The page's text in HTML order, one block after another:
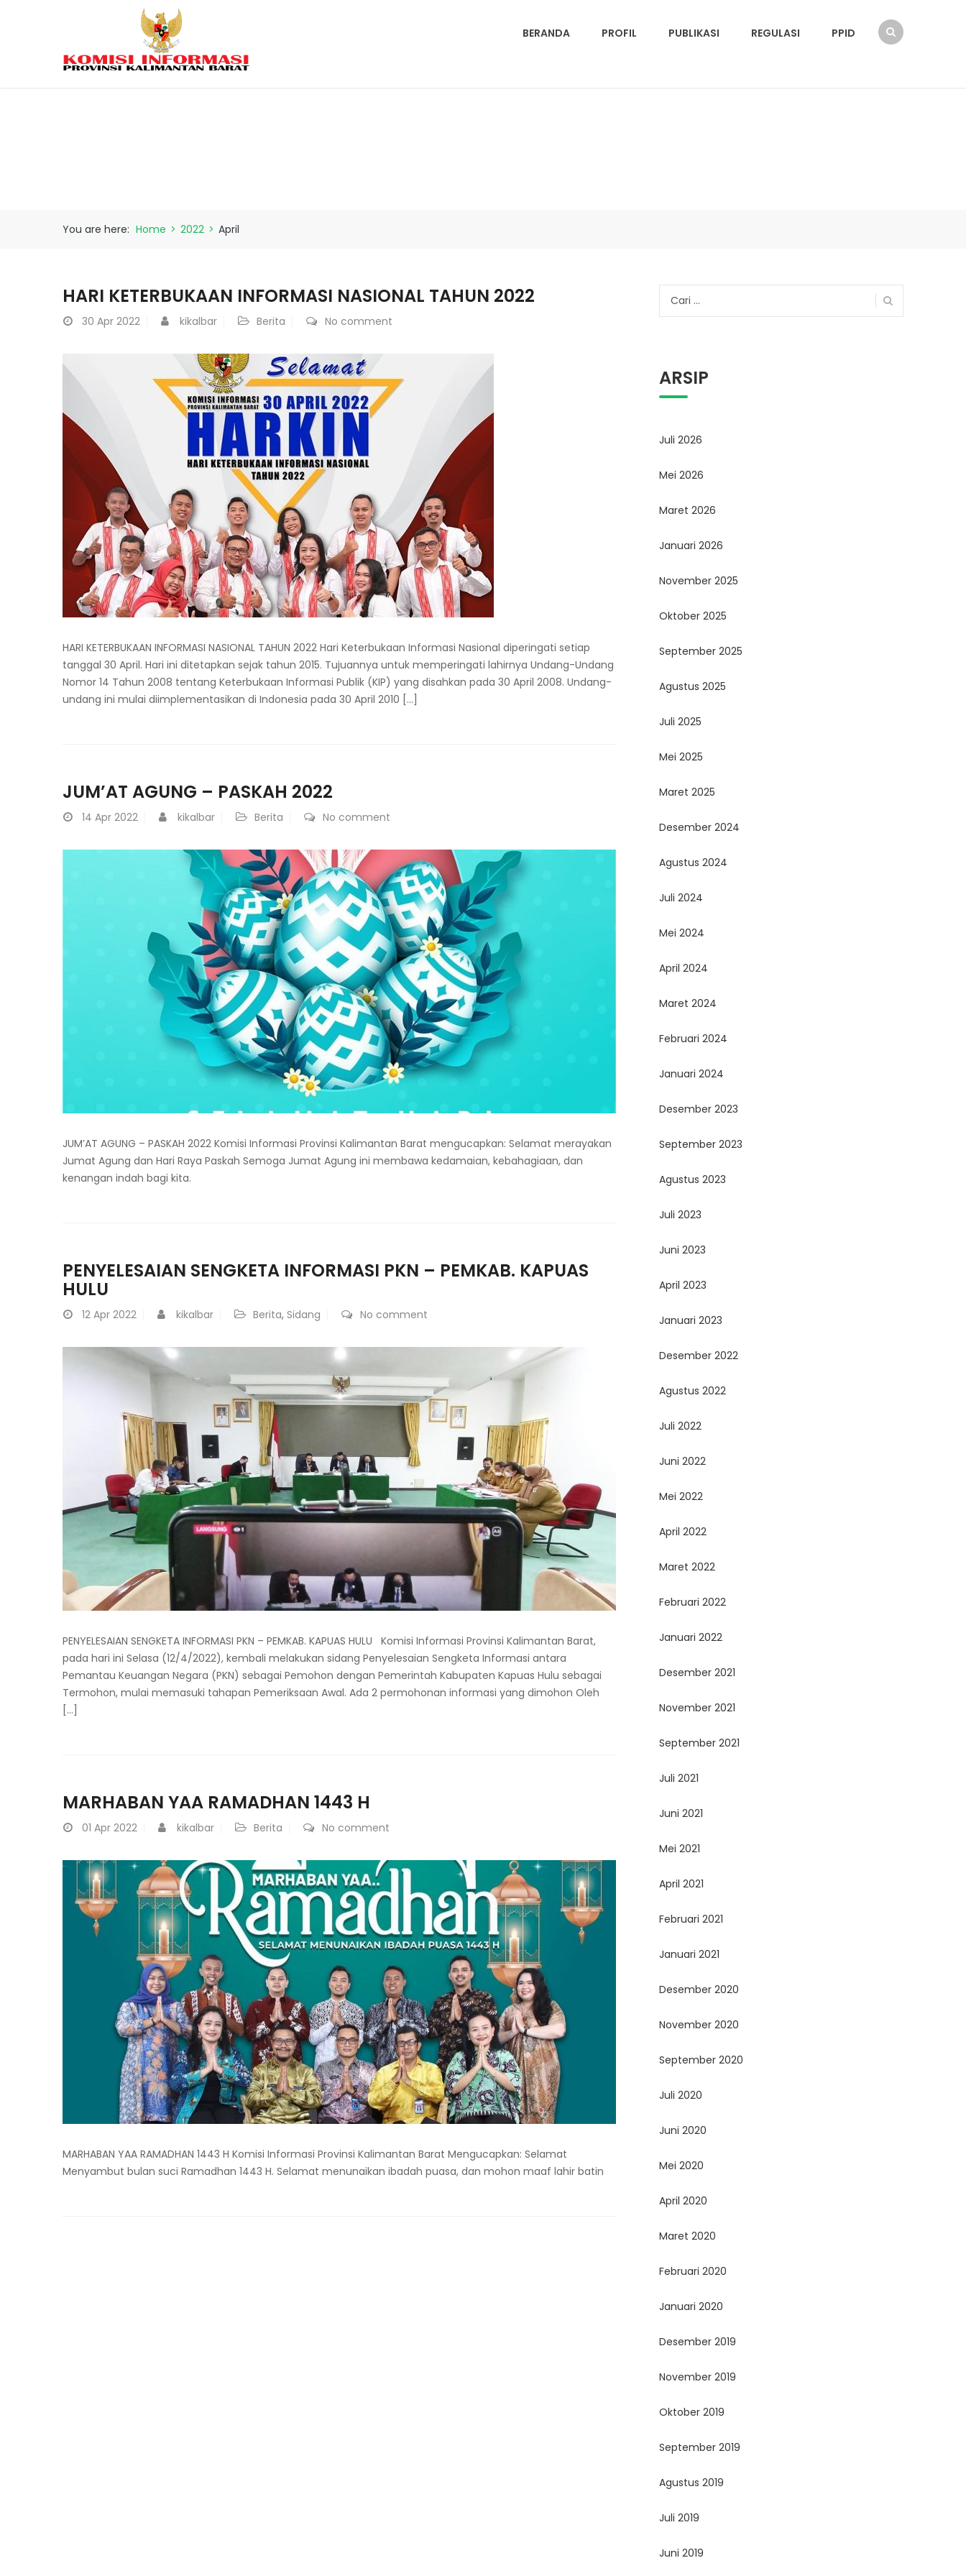
BERANDA PROFIL PUBLIKASI REGULASI PPID
You are here: Home > 2022 > April
HARI KETERBUKAAN INFORMASI NASIONAL TAHUN 2022
30 Apr 2022 kikalbar Berita No comment
HARI KETERBUKAAN INFORMASI NASIONAL TAHUN 2022 Hari Keterbukaan Informasi Nasional diperingati setiap
tanggal 30 April. Hari ini ditetapkan sejak tahun 2015. Tujuannya untuk memperingati lahirnya Undang-Undang
Nomor 14 Tahun 2008 tentang Keterbukaan Informasi Publik (KIP) yang disahkan pada 30 April 2008. Undang-
undang ini mulai diimplementasikan di Indonesia pada 30 April 2010 […]
JUM’AT AGUNG – PASKAH 2022
14 Apr 2022 kikalbar Berita No comment
JUM’AT AGUNG – PASKAH 2022 Komisi Informasi Provinsi Kalimantan Barat mengucapkan: Selamat merayakan
Jumat Agung dan Hari Raya Paskah Semoga Jumat Agung ini membawa kedamaian, kebahagiaan, dan
kenangan indah bagi kita.
PENYELESAIAN SENGKETA INFORMASI PKN – PEMKAB. KAPUAS
HULU
12 Apr 2022 kikalbar Berita, Sidang No comment
PENYELESAIAN SENGKETA INFORMASI PKN – PEMKAB. KAPUAS HULU Komisi Informasi Provinsi Kalimantan Barat,
pada hari ini Selasa (12/4/2022), kembali melakukan sidang Penyelesaian Sengketa Informasi antara
Pemantau Keuangan Negara (PKN) sebagai Pemohon dengan Pemerintah Kabupaten Kapuas Hulu sebagai
Termohon, mulai memasuki tahapan Pemeriksaan Awal. Ada 2 permohonan informasi yang dimohon Oleh
[…]
MARHABAN YAA RAMADHAN 1443 H
01 Apr 2022 kikalbar Berita No comment
MARHABAN YAA RAMADHAN 1443 H Komisi Informasi Provinsi Kalimantan Barat Mengucapkan: Selamat
Menyambut bulan suci Ramadhan 1443 H. Selamat menunaikan ibadah puasa, dan mohon maaf lahir batin
Cari
ARSIP
Juli 2026
Mei 2026
Maret 2026
Januari 2026
November 2025
Oktober 2025
September 2025
Agustus 2025
Juli 2025
Mei 2025
Maret 2025
Desember 2024
Agustus 2024
Juli 2024
Mei 2024
April 2024
Maret 2024
Februari 2024
Januari 2024
Desember 2023
September 2023
Agustus 2023
Juli 2023
Juni 2023
April 2023
Januari 2023
Desember 2022
Agustus 2022
Juli 2022
Juni 2022
Mei 2022
April 2022
Maret 2022
Februari 2022
Januari 2022
Desember 2021
November 2021
September 2021
Juli 2021
Juni 2021
Mei 2021
April 2021
Februari 2021
Januari 2021
Desember 2020
November 2020
September 2020
Juli 2020
Juni 2020
Mei 2020
April 2020
Maret 2020
Februari 2020
Januari 2020
Desember 2019
November 2019
Oktober 2019
September 2019
Agustus 2019
Juli 2019
Juni 2019